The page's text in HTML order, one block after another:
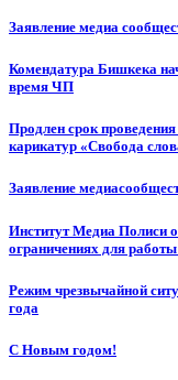
Заявление медиа
Комендатура Бишкека
время ЧП
Продлен срок
карикатур «Свобода
Заявление
Институт Медиа Полиси
ограничениях для
Режим чрезвычайной
года
С Новым годом!